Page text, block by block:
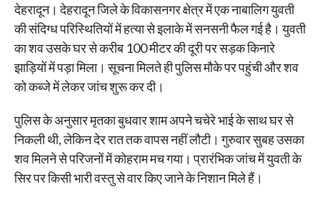
देहरादून। देहरादून जिले के विकासनगर क्षेत्र में एक नाबालिग युवती
की संदिग्ध परिस्थितियों में हत्या से इलाके में सनसनी फैल गई है। युवती
का शव उसके घर से करीब 100 मीटर की दूरी पर सड़क किनारे
झाड़ियों में पड़ा मिला। सूचना मिलते ही पुलिस मौके पर पहुंची और शव
को कब्जे में लेकर जांच शुरू कर दी।
पुलिस के अनुसार मृतका बुधवार शाम अपने चचेरे भाई के साथ घर से
निकली थी, लेकिन देर रात तक वापस नहीं लौटी। गुरुवार सुबह उसका
शव मिलने से परिजनों में कोहराम मच गया। प्रारंभिक जांच में युवती के
सिर पर किसी भारी वस्तु से वार किए जाने के निशान मिले हैं।